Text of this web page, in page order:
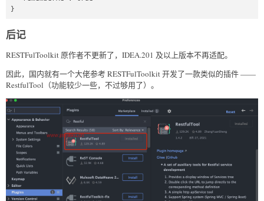
}
后记
RESTFulToolkit 原作者不更新了，IDEA.201 及以上版本不再适配。
因此，国内就有一个大佬参考 RESTFulToolkit 开发了一款类似的插件 ——
RestfulTool（功能较少一些，不过够用了）。